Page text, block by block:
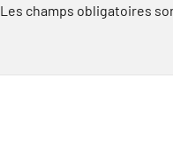
Les champs obligatoires